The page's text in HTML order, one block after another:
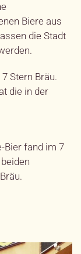
Biere aus
die Stadt
Stern Bräu.
die in der
Bier fand im 7